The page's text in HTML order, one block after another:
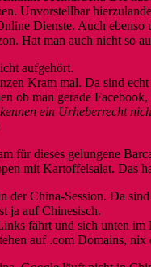
Unvorstellbar
Dienste. Auch
Hat man auch nicht so
aufgehört.
Kram mal. Da sind
ob man gerade
ein Urheberrecht
für dieses gelungene
mit Kartoffelsalat. Das
China-Session. Da
ja auf Chinesisch.
fährt und sich unten
auf .com Domains, nix